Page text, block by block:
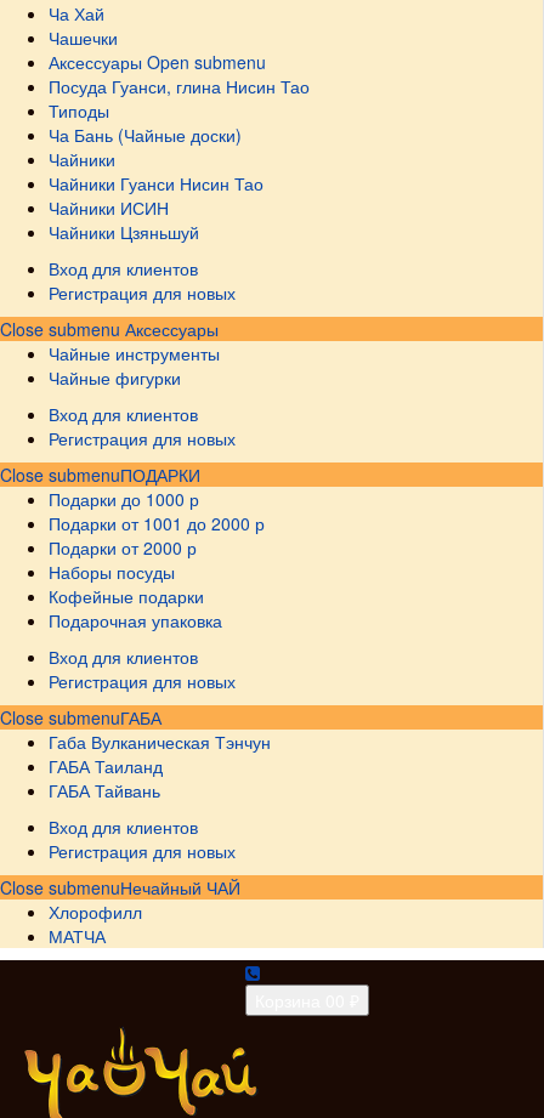
Ча Хай
Чашечки
Аксессуары Open submenu
Посуда Гуанси, глина Нисин Тао
Типоды
Ча Бань (Чайные доски)
Чайники
Чайники Гуанси Нисин Тао
Чайники ИСИН
Чайники Цзяньшуй
Вход для клиентов
Регистрация для новых
Close submenu Аксессуары
Чайные инструменты
Чайные фигурки
Вход для клиентов
Регистрация для новых
Close submenuПОДАРКИ
Подарки до 1000 р
Подарки от 1001 до 2000 р
Подарки от 2000 р
Наборы посуды
Кофейные подарки
Подарочная упаковка
Вход для клиентов
Регистрация для новых
Close submenuГАБА
Габа Вулканическая Тэнчун
ГАБА Таиланд
ГАБА Тайвань
Вход для клиентов
Регистрация для новых
Close submenuНечайный ЧАЙ
Хлорофилл
МАТЧА